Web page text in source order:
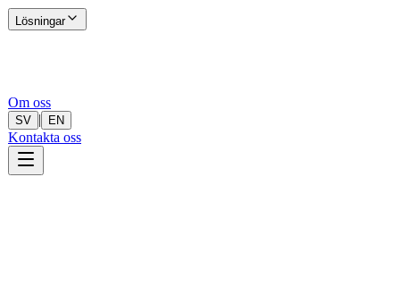
Lösningar
Om oss
SV | EN
Kontakta oss